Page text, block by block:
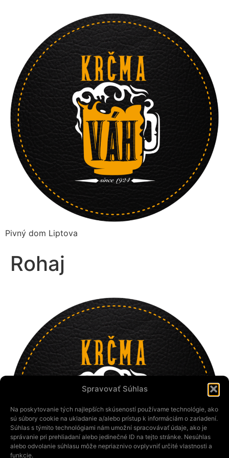
Spravovať Súhlas
Na poskytovanie tých najlepších skúseností používame technológie, ako
sú súbory cookie na ukladanie a/alebo prístup k informáciám o zariadení.
Súhlas s týmito technológiami nám umožní spracovávať údaje, ako je
správanie pri prehliadaní alebo jedinečné ID na tejto stránke. Nesúhlas
alebo odvolanie súhlasu môže nepriaznivo ovplyvniť určité vlastnosti a
funkcie.
Pivný dom Liptova
Rohaj